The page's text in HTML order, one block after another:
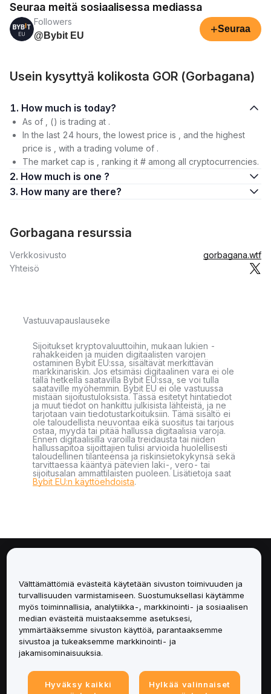
Seuraa meitä sosiaalisessa mediassa
Followers
@Bybit EU
+Seuraa
Usein kysyttyä kolikosta GOR (Gorbagana)
1. How much is today?
As of , () is trading at .
In the last 24 hours, the lowest price is , and the highest
price is , with a trading volume of .
The market cap is , ranking it # among all cryptocurrencies.
2. How much is one ?
3. How many are there?
Gorbagana resurssia
Verkkosivusto
gorbagana.wtf
Yhteisö
Vastuuvapauslauseke
Sijoitukset kryptovaluuttoihin, mukaan lukien -
rahakkeiden ja muiden digitaalisten varojen
ostaminen Bybit EU:ssa, sisältävät merkittävän
markkinariskin. Jos etsimäsi digitaalinen vara ei ole
tällä hetkellä saatavilla Bybit EU:ssa, se voi tulla
saataville myöhemmin. Bybit EU ei ole vastuussa
mistään sijoitustuloksista. Tässä esitetyt hintatiedot
ja muut tiedot on hankittu julkisista lähteistä, ja ne
tarjotaan vain tiedotustarkoituksiin. Tämä sisältö ei
ole taloudellista neuvontaa eikä suositus tai tarjous
ostaa, myydä tai pitää hallussa digitaalisia varoja.
Ennen digitaalisilla varoilla treidausta tai niiden
hallussapitoa sijoittajien tulisi arvioida huolellisesti
taloudellinen tilanteensa ja riskinsietokykynsä sekä
tarvittaessa kääntyä pätevien laki-, vero- tai
sijoitusalan ammattilaisten puoleen. Lisätietoja saat
Bybit EU:n käyttöehdoista.
Palvelut
Tuki
Tuotteet
Lakiasiat
Välttämättömiä evästeitä käytetään sivuston toimivuuden ja
turvallisuuden varmistamiseen. Suostumuksellasi käytämme
myös toiminnallisia, analytiikka-, markkinointi- ja sosiaalisen
median evästeitä muistaaksemme asetuksesi,
ymmärtääksemme sivuston käyttöä, parantaaksemme
sivustoa ja tukeaksemme markkinointi- ja
jakamisominaisuuksia.
Hyväksy kaikki
Hylkää valinnaiset